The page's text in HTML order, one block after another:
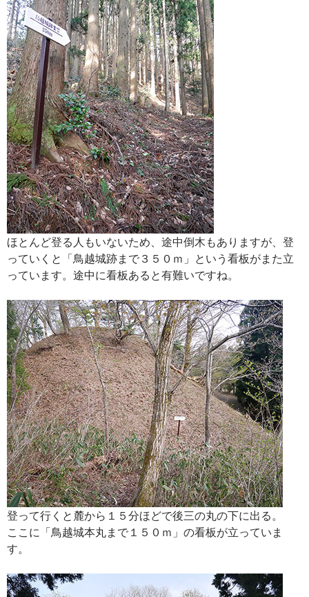
ほとんど登る人もいないため、途中倒木もありますが、登
っていくと「鳥越城跡まで３５０ｍ」という看板がまた立
っています。途中に看板あると有難いですね。
登って行くと麓から１５分ほどで後三の丸の下に出る。
ここに「鳥越城本丸まで１５０ｍ」の看板が立っていま
す。